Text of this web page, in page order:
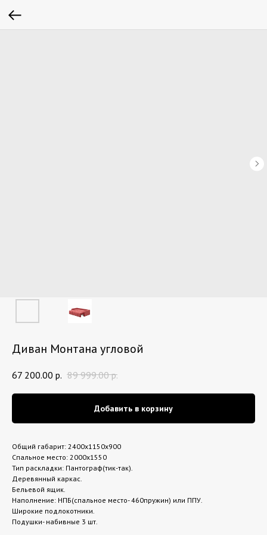
Диван Монтана угловой
67 200.00 р. 89 999.00 р.
Добавить в корзину
Общий габарит: 2400х1150х900
Спальное место: 2000х1550
Тип раскладки: Пантограф(тик-так).
Деревянный каркас.
Бельевой ящик.
Наполнение: НПБ(спальное место- 460пружин) или ППУ.
Широкие подлокотники.
Подушки- набивные 3 шт.